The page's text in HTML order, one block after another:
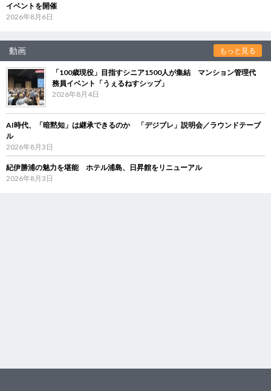
イベントを開催
2026年8月6日
動画 もっと見る
「100歳現役」目指すシニア1500人が集結 マンション管理代
務員イベント「うぇるねすシップ」
2026年8月4日
AI時代、「暗黙知」は継承できるのか 「デジブレ」説明会／ラウンドテーブ
ル
2026年8月3日
紀伊勝浦の魅力を堪能 ホテル浦島、日昇館をリニューアル
2026年8月3日